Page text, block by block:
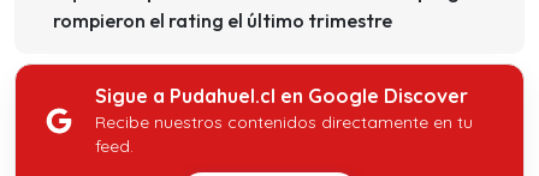
rompieron el rating el último trimestre
Sigue a Pudahuel.cl en Google Discover
Recibe nuestros contenidos directamente en tu
feed.